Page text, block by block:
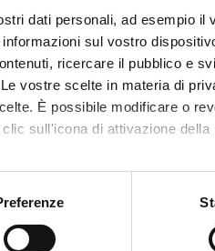
dati personali, ad esempio il
sul vostro
ricercare il pubblico e
vostre scelte in materia di
È possibile modificare o
sull'icona di attivazione della
geografica, con
VERONA
Annuale Scuole
lezioni